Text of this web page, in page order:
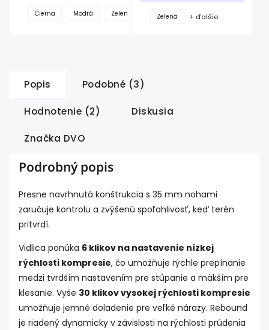
Čierna Modrá Zelená
ďalšieZelená + ďalšie
Popis Podobné (3)
Hodnotenie (2) Diskusia
Značka DVO
Podrobný popis
Presne navrhnutá konštrukcia s 35 mm nohami
zaručuje kontrolu a zvýšenú spoľahlivosť, keď terén
pritvrdí.
Vidlica ponúka 6 klikov na nastavenie nízkej
rýchlosti kompresie, čo umožňuje rýchle prepínanie
medzi tvrdším nastavením pre stúpanie a mäkším pre
klesanie. Vyše 30 klikov vysokej rýchlosti kompresie
umožňuje jemné doladenie pre veľké nárazy. Rebound
je riadený dynamicky v závislosti na rýchlosti prúdenia